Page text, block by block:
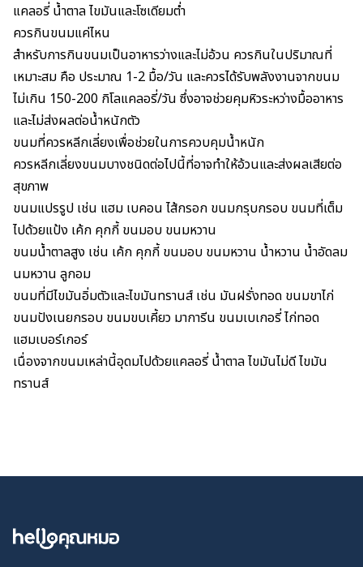
แคลอรี่ น้ำตาล ไขมันและโซเดียมต่ำ
ควรกินขนมแค่ไหน
สำหรับการกินขนมเป็นอาหารว่างและไม่อ้วน ควรกินในปริมาณที่
เหมาะสม คือ ประมาณ 1-2 มื้อ/วัน และควรได้รับพลังงานจากขนม
ไม่เกิน 150-200 กิโลแคลอรี่/วัน ซึ่งอาจช่วยคุมหิวระหว่างมื้ออาหาร
และไม่ส่งผลต่อน้ำหนักตัว
ขนมที่ควรหลีกเลี่ยงเพื่อช่วยในการควบคุมน้ำหนัก
ควรหลีกเลี่ยงขนมบางชนิดต่อไปนี้ที่อาจทำให้อ้วนและส่งผลเสียต่อ
สุขภาพ
ขนมแปรรูป เช่น แฮม เบคอน ไส้กรอก ขนมกรุบกรอบ ขนมที่เต็ม
ไปด้วยแป้ง เค้ก คุกกี้ ขนมอบ ขนมหวาน
ขนมน้ำตาลสูง เช่น เค้ก คุกกี้ ขนมอบ ขนมหวาน น้ำหวาน น้ำอัดลม
นมหวาน ลูกอม
ขนมที่มีไขมันอิ่มตัวและไขมันทรานส์ เช่น มันฝรั่งทอด ขนมขาไก่
ขนมปังเนยกรอบ ขนมขบเคี้ยว มาการีน ขนมเบเกอรี่ ไก่ทอด
แฮมเบอร์เกอร์
เนื่องจากขนมเหล่านี้อุดมไปด้วยแคลอรี่ น้ำตาล ไขมันไม่ดีไขมัน
ทรานส์